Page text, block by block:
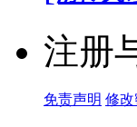
注册
免责声明 修